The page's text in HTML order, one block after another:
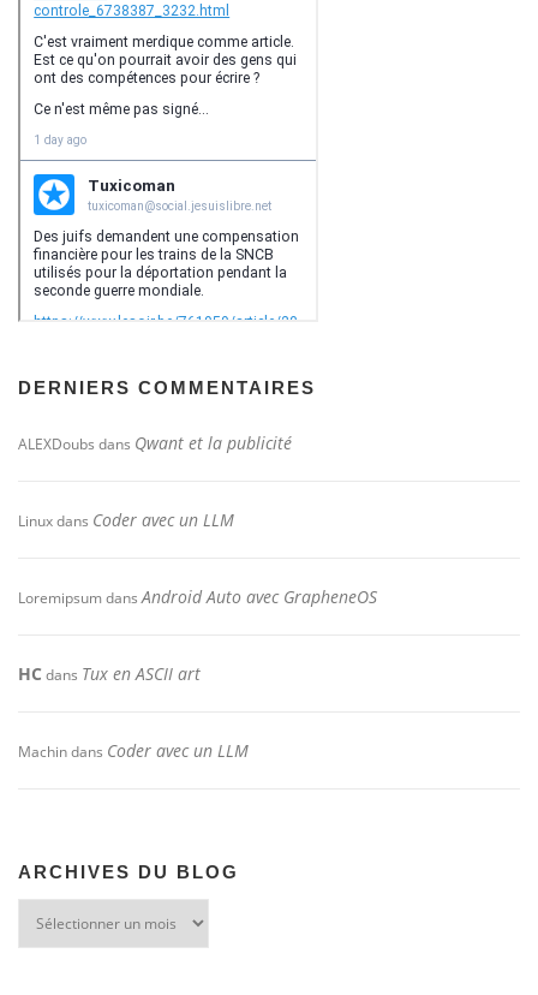
DERNIERS COMMENTAIRES
ALEXDoubs dans Qwant et la publicité
Linuxdans Coder avec un LLM
LoremipsumdansAndroid Auto avec GrapheneOS
HC dans Tux en ASCII art
Machindans Coder avec un LLM
ARCHIVES DU BLOG